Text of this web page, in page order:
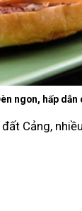
đỡ ngán và lạ
sum vầy,